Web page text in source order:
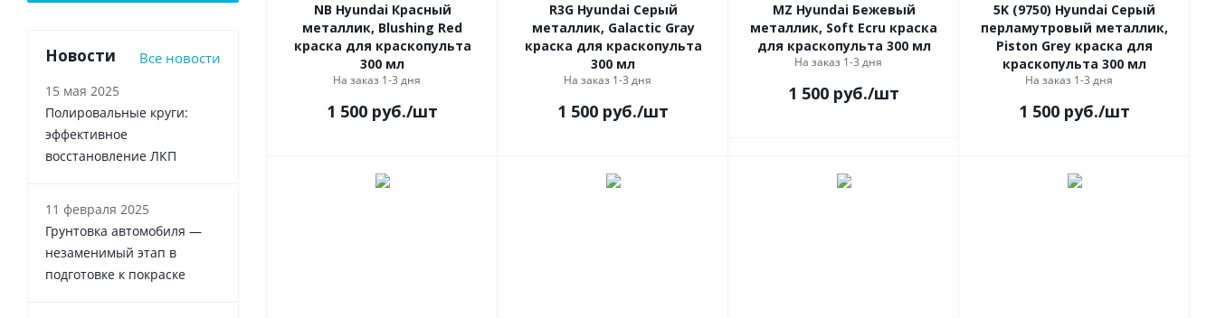
NB Hyundai Красный
металлик, Blushing Red
краска для краскопульта
300 мл
На заказ 1-3 дня
1 500 руб./шт
R3G Hyundai Серый
металлик, Galactic Gray
краска для краскопульта
300 мл
На заказ 1-3 дня
1 500 руб./шт
MZ Hyundai Бежевый
металлик, Soft Ecru краска
для краскопульта 300 мл
На заказ 1-3 дня
1 500 руб./шт
5K (9750) Hyundai Серый
перламутровый металлик,
Piston Grey краска для
краскопульта 300 мл
На заказ 1-3 дня
1 500 руб./шт
Новости Все новости
15 мая 2025
Полировальные круги:
эффективное
восстановление ЛКП
11 февраля 2025
Грунтовка автомобиля —
незаменимый этап в
подготовке к покраске